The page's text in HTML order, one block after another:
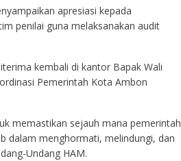
apresiasi kepada
penilai guna melaksanakan audit
kembali di kantor Bapak Wali
Pemerintah Kota Ambon
memastikan sejauh mana pemerintah
dalam menghormati, melindungi, dan
Undang HAM.